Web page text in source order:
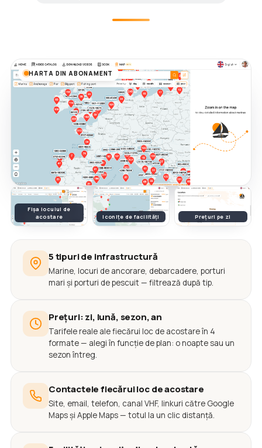
HARTA DIN ABONAMENT
Fișa locului de
acostare
Iconițe de facilități Prețuri pe zi
5 tipuri de infrastructură
Marine, locuri de ancorare, debarcadere, porturi
mari și porturi de pescuit — filtrează după tip.
Prețuri: zi, lună, sezon, an
Tarifele reale ale fiecărui loc de acostare în 4
formate — alegi în funcție de plan: o noapte sau un
sezon întreg.
Contactele fiecărui loc de acostare
Site, email, telefon, canal VHF, linkuri către Google
Maps și Apple Maps — totul la un clic distanță.